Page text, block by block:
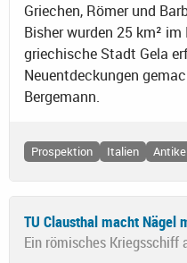
Griechen, Römer und
Bisher wurden 25 km²
griechische Stadt Gela
Neuentdeckungen
Bergemann.
Prospektion Italien Antike
TU Clausthal macht Nägel
Ein römisches Kriegsschiff